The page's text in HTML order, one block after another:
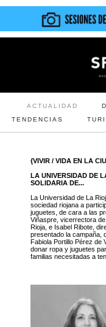
ACTUALIDAD
TENDENCIAS
{VIVIR / VIDA EN LA
LA UNIVERSIDAD DE
SOLIDARIA DE...
La Universidad de La
sociedad riojana a
juguetes, de cara a las
Viñaspre, vicerrectora
Rioja, e Isabel Ribote,
presentado la campaña,
Fabiola Portillo Pérez de
donar ropa y juguetes
familias necesitadas a